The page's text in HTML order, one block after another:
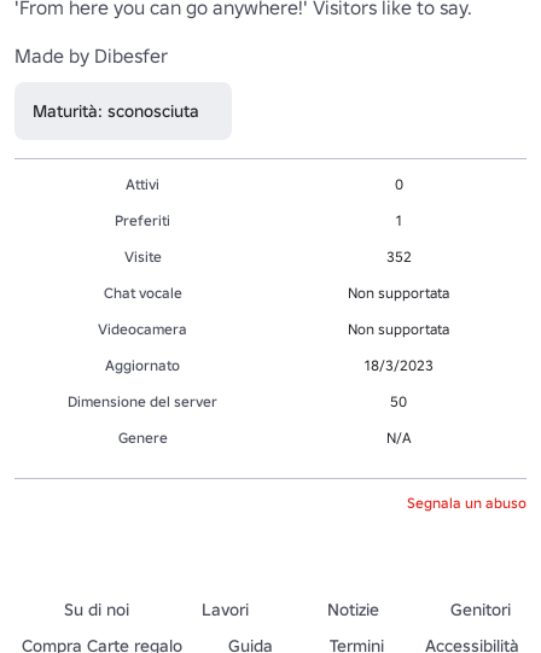
'From here you can go anywhere!' Visitors like to say.
Made by Dibesfer
Maturità: sconosciuta
Attivi
0
Preferiti
1
Visite
352
Chat vocale
Non supportata
Videocamera
Non supportata
Aggiornato
18/3/2023
Dimensione del server
50
Genere
N/A
Segnala un abuso
Su di noi Lavori Notizie
Genitori
Compra Carte regalo
Guida Termini Accessibilità